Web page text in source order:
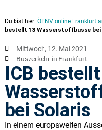
Du bist hier: ÖPNV online Frankfurt
bestellt 13 Wasserstoffbusse bei
Mittwoch, 12. Mai 2021
Busverkehr in Frankfurt
ICB
bei Solaris
In einem europaweiten